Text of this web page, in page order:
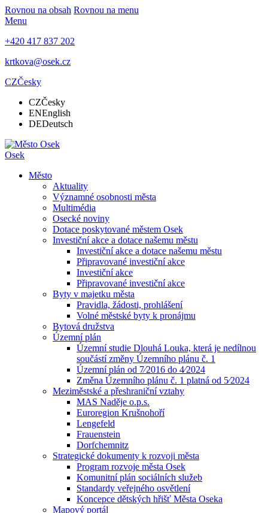
Rovnou na obsah Rovnou na menu
Menu
+420 417 837 202
krtkova@osek.cz
CZČesky
CZČesky
ENEnglish
DEDeutsch
Osek
Město
Aktuality
Významné osobnosti města
Multimédia
Osecké noviny
Dotace poskytované městem Osek
Investiční akce a dotace našemu městu
Investiční akce a dotace našemu městu
Připravované investiční akce
Investiční akce
Připravované investiční akce
Byty v majetku města
Pravidla, žádosti, prohlášení
Volné městské byty k pronájmu
Bytová družstva
Územní plán
Územní studie Dlouhá Louka, která je nedílnou
součástí změny Územního plánu č. 1
Územní plán od 7⁄2016 do 4⁄2024
Změna Územního plánu č. 1 platná od 5⁄2024
Meziměstské a přeshraniční vztahy
MAS Naděje o.p.s.
Euroregion Krušnohoří
Lengefeld
Frauenstein
Dorfchemnitz
Strategické dokumenty k rozvoji města
Program rozvoje města Osek
Komunitní plán sociálních služeb
Standardy veřejného osvětlení
Koncepce dětských hřišť Města Oseka
Mapový portál